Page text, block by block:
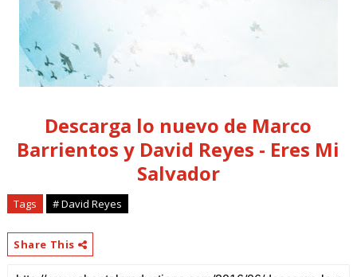
Descarga lo nuevo de Marco
Barrientos y David Reyes - Eres Mi
Salvador
Tags # David Reyes
Share This